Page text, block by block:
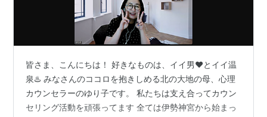
皆さま、こんにちは！ 好きなものは、イイ男❤️とイイ温
泉♨️ みなさんのココロを抱きしめる北の大地の母、心理
カウンセラーのゆり子です。 私たちは支え合ってカウン
セリング活動を頑張ってます 全ては伊勢神宮から始まっ